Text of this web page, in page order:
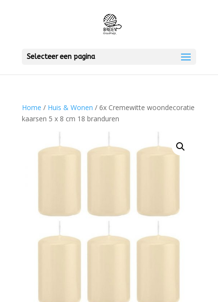
Selecteer een pagina
Home / Huis & Wonen / 6x Cremewitte woondecoratie
kaarsen 5 x 8 cm 18 branduren